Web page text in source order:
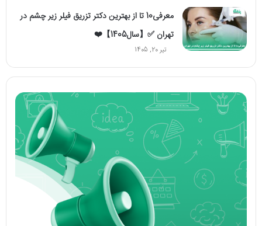
معرفی10 تا از بهترین دکتر تزریق فیلر زیر چشم در
تهران ✅【سال1405】❤️
تیر 20, 1405